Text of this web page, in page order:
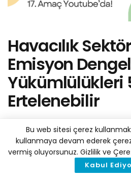
Havacılık
Emisyon
Yükümlülükleri
Ertelenebilir
Reading Time: 6 mins read
Bu web sitesi çerez
kullanmaya devam ederek
vermiş oluyorsunuz. Gizlilik ve
Kabul